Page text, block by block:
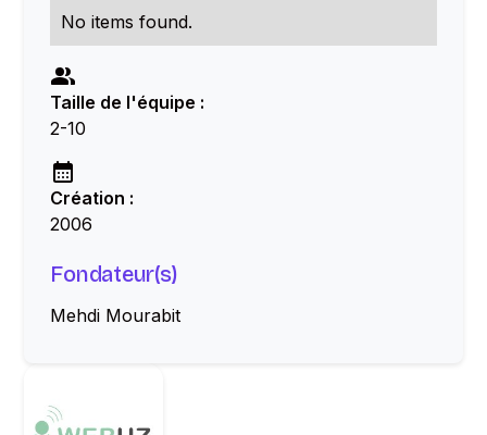
No items found.
Taille de l'équipe :
2-10
Création :
2006
Fondateur(s)
Mehdi Mourabit